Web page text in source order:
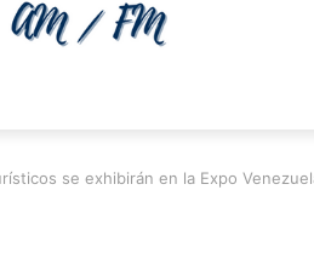
se exhibirán en la Expo